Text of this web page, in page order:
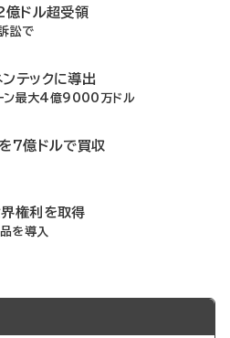
億ドル超受領
訟で
テックに導出
ン最大4億9000万ドル
を7億ドルで買収
権利を取得
を導入